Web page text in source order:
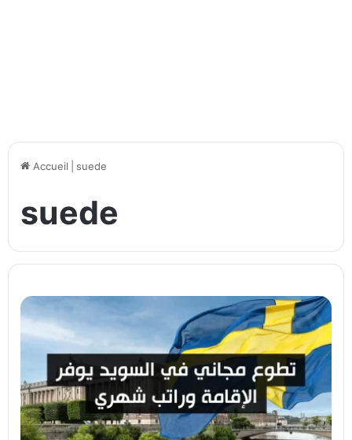
Accueil suede
suede